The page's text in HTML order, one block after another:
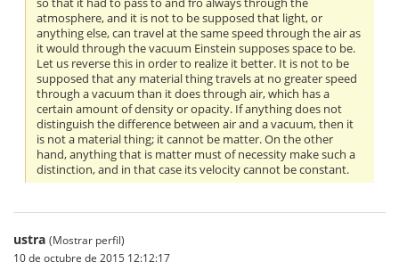
atmosphere, and it is not to be supposed that light, or
anything else, can travel at the same speed through the air as
it would through the vacuum Einstein supposes space to be.
Let us reverse this in order to realize it better. It is not to be
supposed that any material thing travels at no greater speed
through a vacuum than it does through air, which has a
certain amount of density or opacity. If anything does not
distinguish the difference between air and a vacuum, then it
is not a material thing; it cannot be matter. On the other
hand, anything that is matter must of necessity make such a
distinction, and in that case its velocity cannot be constant.
ustra (Mostrar perfil)
10 de octubre de 2015 12:12:17